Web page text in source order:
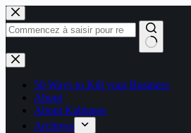
Passer
au
contenu
Aucun
résultat
50 Ways to Kill your Business
About
About Kablages
Archives